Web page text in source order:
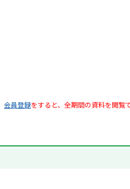
会員登録をすると、全期間の資料を閲覧